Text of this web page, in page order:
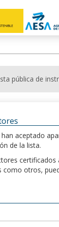
pública de
aceptado
de la lista.
otros,